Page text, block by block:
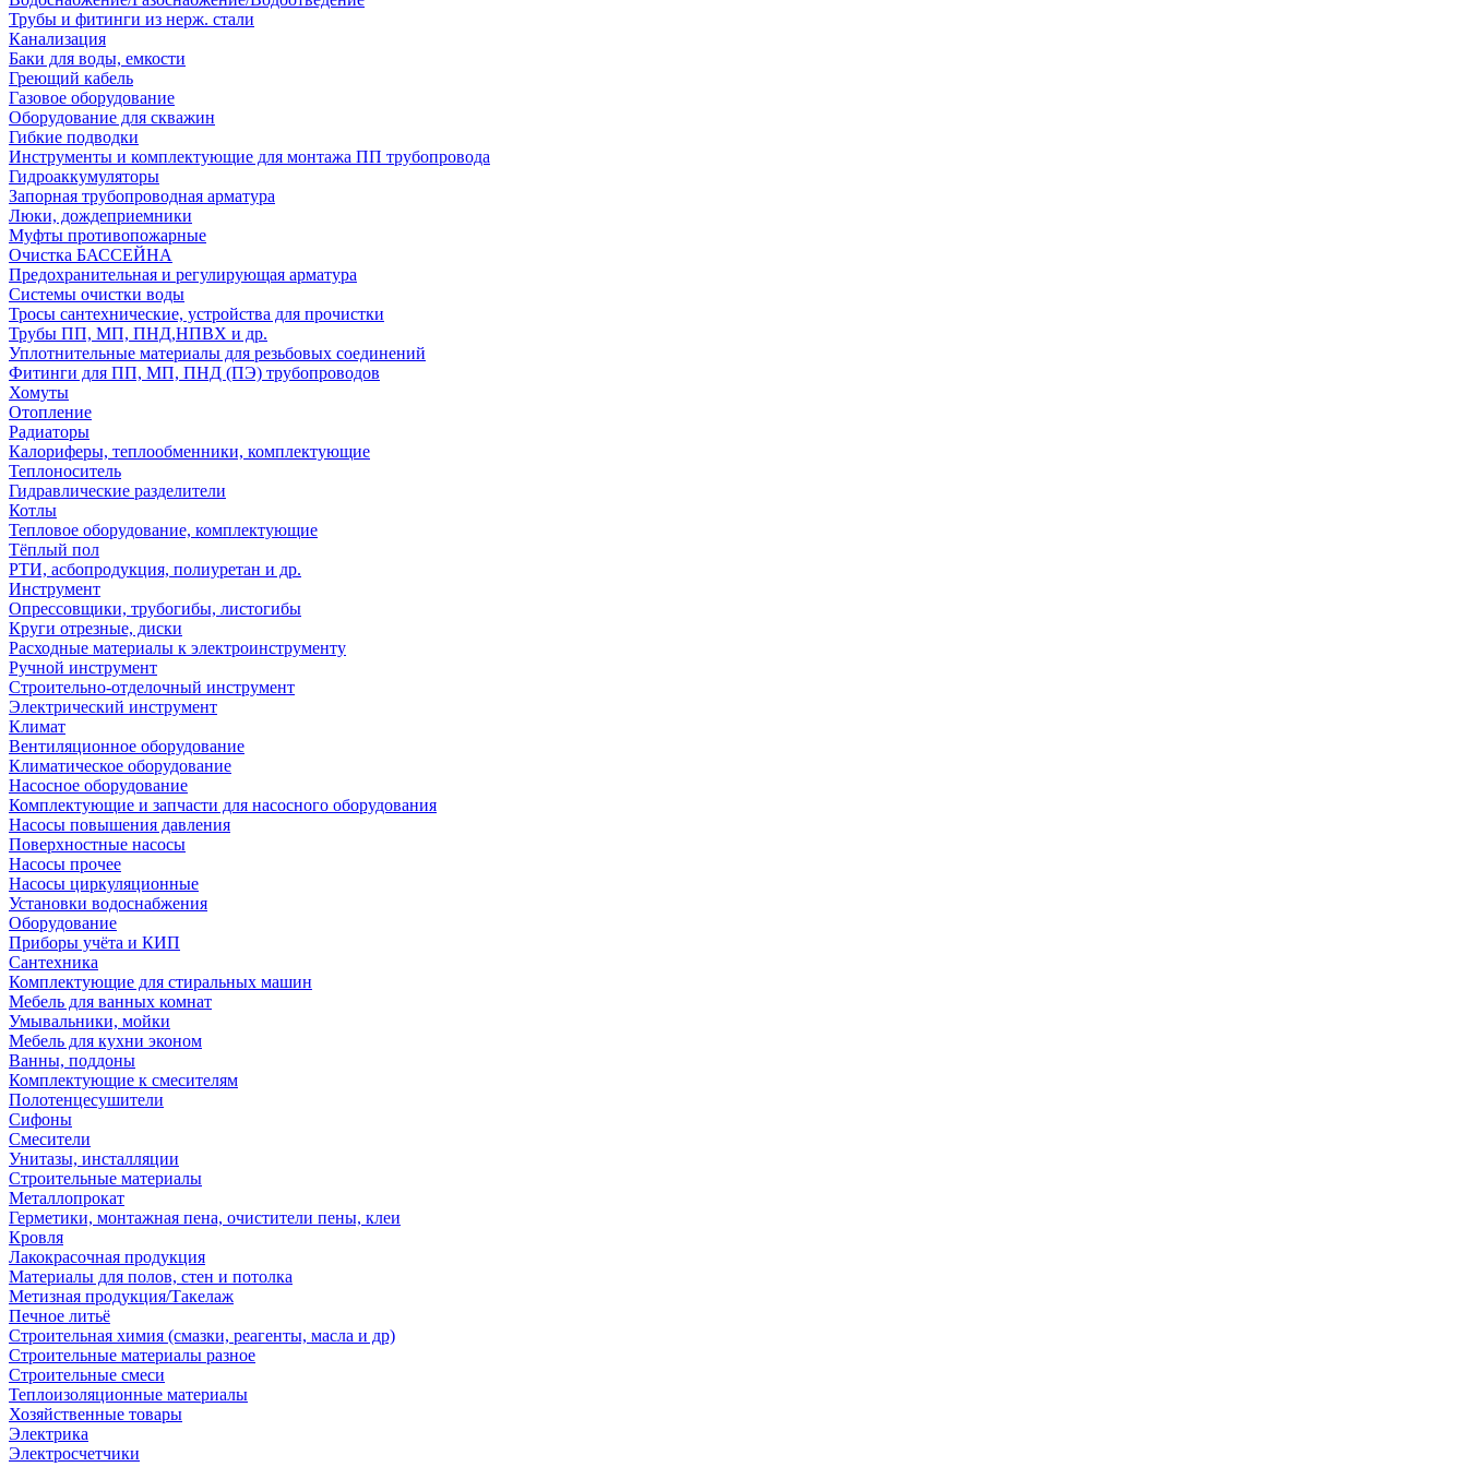
Трубы и фитинги из нерж. стали
Канализация
Баки для воды, емкости
Греющий кабель
Газовое оборудование
Оборудование для скважин
Гибкие подводки
Инструменты и комплектующие для монтажа ПП трубопровода
Гидроаккумуляторы
Запорная трубопроводная арматура
Люки, дождеприемники
Муфты противопожарные
Очистка БАССЕЙНА
Предохранительная и регулирующая арматура
Системы очистки воды
Тросы сантехнические, устройства для прочистки
Трубы ПП, МП, ПНД,НПВХ и др.
Уплотнительные материалы для резьбовых соединений
Фитинги для ПП, МП, ПНД (ПЭ) трубопроводов
Хомуты
Отопление
Радиаторы
Калориферы, теплообменники, комплектующие
Теплоноситель
Гидравлические разделители
Котлы
Тепловое оборудование, комплектующие
Тёплый пол
РТИ, асбопродукция, полиуретан и др.
Инструмент
Опрессовщики, трубогибы, листогибы
Круги отрезные, диски
Расходные материалы к электроинструменту
Ручной инструмент
Строительно-отделочный инструмент
Электрический инструмент
Климат
Вентиляционное оборудование
Климатическое оборудование
Насосное оборудование
Комплектующие и запчасти для насосного оборудования
Насосы повышения давления
Поверхностные насосы
Насосы прочее
Насосы циркуляционные
Установки водоснабжения
Оборудование
Приборы учёта и КИП
Сантехника
Комплектующие для стиральных машин
Мебель для ванных комнат
Умывальники, мойки
Мебель для кухни эконом
Ванны, поддоны
Комплектующие к смесителям
Полотенцесушители
Сифоны
Смесители
Унитазы, инсталляции
Строительные материалы
Металлопрокат
Герметики, монтажная пена, очистители пены, клеи
Кровля
Лакокрасочная продукция
Материалы для полов, стен и потолка
Метизная продукция/Такелаж
Печное литьё
Строительная химия (смазки, реагенты, масла и др)
Строительные материалы разное
Строительные смеси
Теплоизоляционные материалы
Хозяйственные товары
Электрика
Электросчетчики